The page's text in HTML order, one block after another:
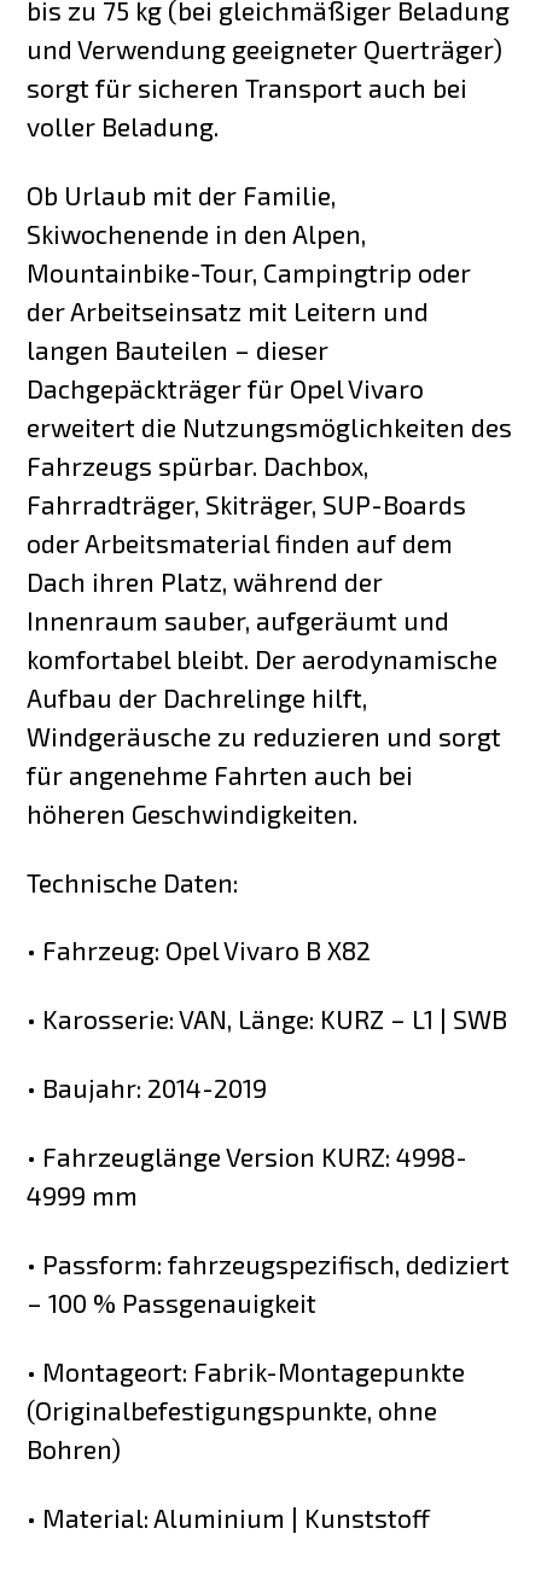
bis zu 75 kg (bei gleichmäßiger Beladung
und Verwendung geeigneter Querträger)
sorgt für sicheren Transport auch bei
voller Beladung.
Ob Urlaub mit der Familie,
Skiwochenende in den Alpen,
Mountainbike-Tour, Campingtrip oder
der Arbeitseinsatz mit Leitern und
langen Bauteilen – dieser
Dachgepäckträger für Opel Vivaro
erweitert die Nutzungsmöglichkeiten des
Fahrzeugs spürbar. Dachbox,
Fahrradträger, Skiträger, SUP-Boards
oder Arbeitsmaterial finden auf dem
Dach ihren Platz, während der
Innenraum sauber, aufgeräumt und
komfortabel bleibt. Der aerodynamische
Aufbau der Dachrelinge hilft,
Windgeräusche zu reduzieren und sorgt
für angenehme Fahrten auch bei
höheren Geschwindigkeiten.
Technische Daten:
• Fahrzeug: Opel Vivaro B X82
• Karosserie: VAN, Länge: KURZ – L1 | SWB
• Baujahr: 2014-2019
• Fahrzeuglänge Version KURZ: 4998-
4999 mm
• Passform: fahrzeugspezifisch, dediziert
– 100 % Passgenauigkeit
• Montageort: Fabrik-Montagepunkte
(Originalbefestigungspunkte, ohne
Bohren)
• Material: Aluminium | Kunststoff